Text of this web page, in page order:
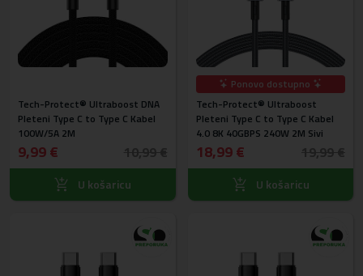
Tech-Protect® Ultraboost DNA
Pleteni Type C to Type C Kabel
100W/5A 2M
9,99 €
U košaricu
Ponovo dostupno
Tech-Protect® Ultraboost
Pleteni Type C to Type C Kabel
4.0 8K 40GBPS 240W 2M Sivi
18,99 €
U košaricu